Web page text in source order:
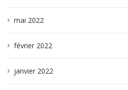
mai 2022
février 2022
janvier 2022